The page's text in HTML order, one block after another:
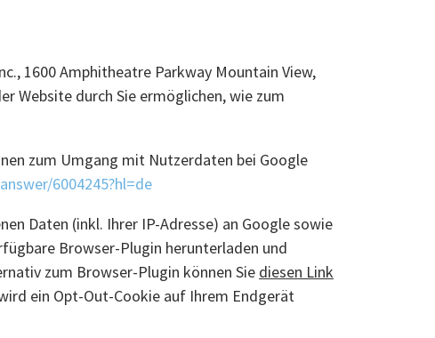
1600 Amphitheatre Parkway Mountain View,
Website durch Sie ermöglichen, wie zum
zum Umgang mit Nutzerdaten bei Google
6004245?hl=de
Daten (inkl. Ihrer IP-Adresse) an Google sowie
Browser-Plugin herunterladen und
zum Browser-Plugin können Sie diesen Link
ein Opt-Out-Cookie auf Ihrem Endgerät